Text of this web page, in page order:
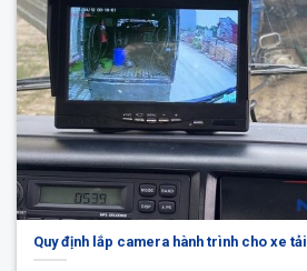
Quy định lắp camera hành trình cho xe tải